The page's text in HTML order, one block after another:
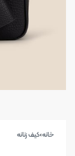
خانه›کیف زنانه